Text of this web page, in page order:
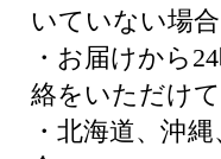
いていない場合
・お届けから
絡をいただけて
・北海道、沖